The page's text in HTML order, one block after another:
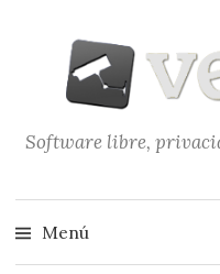
contenido
Software libre,
Menú